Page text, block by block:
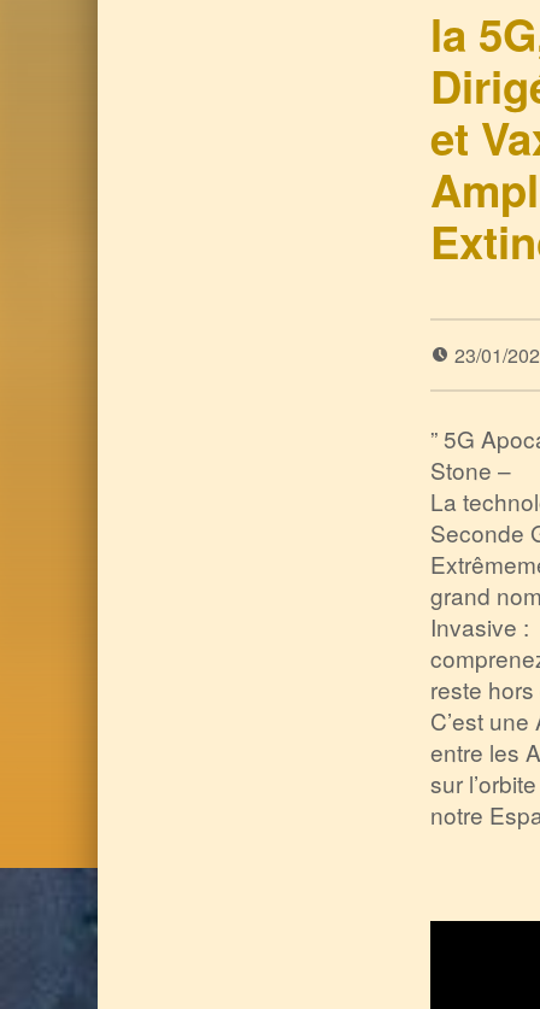
la
et
23/01/
” 5G
Stone –
La
Seconde
grand
Invasive :
reste
C’est
entre les
sur
notre